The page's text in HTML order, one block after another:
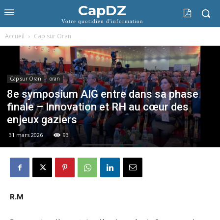
CapDZ
Votre quotidien d'information
Accueil Cap sur Oran
Cap sur Oran oran
8e symposium AIG entre dans sa phase
finale – Innovation et RH au cœur des
enjeux gaziers
31 mars 2026 93
R.M